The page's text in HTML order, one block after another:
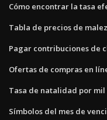
Cómo encontrar la tasa
Tabla de precios de
Pagar contribuciones de
Ofertas de compras en
Tasa de natalidad por
Símbolos del mes de